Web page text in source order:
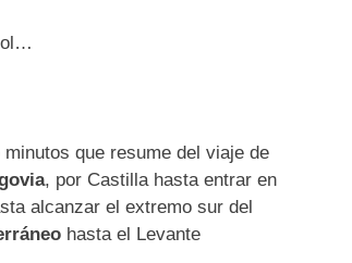
que resume del viaje de
, por Castilla hasta entrar en
alcanzar el extremo sur del
hasta el Levante